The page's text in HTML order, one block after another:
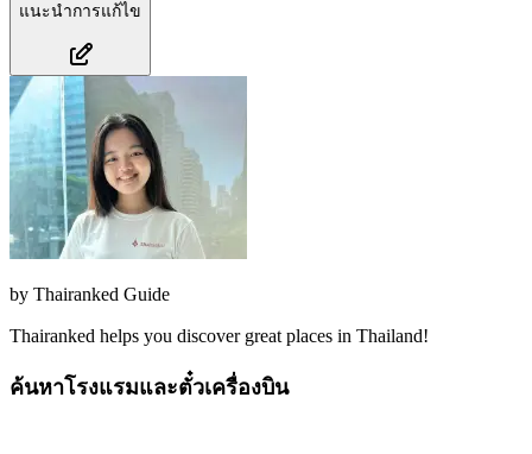
แนะนำการแก้ไข
by Thairanked Guide
Thairanked helps you discover great places in Thailand!
ค้นหาโรงแรมและตั๋วเครื่องบิน